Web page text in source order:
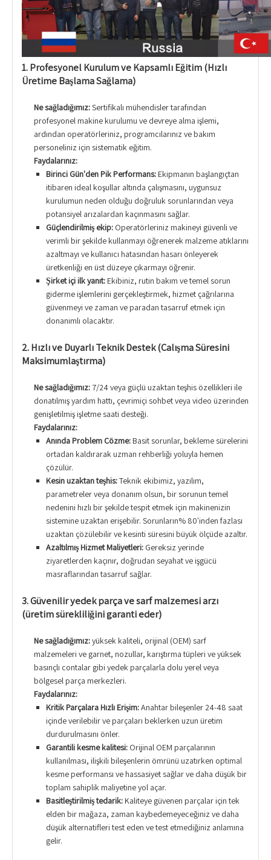
1. Profesyonel Kurulum ve Kapsamlı Eğitim (Hızlı
Üretime Başlama Sağlama)
Ne sağladığımız:Sertifikalı mühendisler tarafından
profesyonel makine kurulumu ve devreye alma işlemi,
ardından operatörleriniz, programcılarınız ve bakım
personeliniz için sistematik eğitim.
Faydalarınız:
Birinci Gün'den Pik Performans: Ekipmanın başlangıçtan
itibaren ideal koşullar altında çalışmasını, uygunsuz
kurulumun neden olduğu doğruluk sorunlarından veya
potansiyel arızalardan kaçınmasını sağlar.
Güçlendirilmiş ekip: Operatörleriniz makineyi güvenli ve
verimli bir şekilde kullanmayı öğrenerek malzeme atıklarını
azaltmayı ve kullanıcı hatasından hasarı önleyerek
üretkenliği en üst düzeye çıkarmayı öğrenir.
Şirket içi ilk yanıt: Ekibiniz, rutin bakım ve temel sorun
giderme işlemlerini gerçekleştirmek, hizmet çağrılarına
güvenmeyi ve zaman ve paradan tasarruf etmek için
donanımlı olacaktır.
2. Hızlı ve Duyarlı Teknik Destek (Çalışma Süresini
Maksimumlaştırma)
Ne sağladığımız: 7/24 veya güçlü uzaktan teşhis özellikleri ile
donatılmış yardım hattı, çevrimiçi sohbet veya video üzerinden
genişletilmiş işletme saati desteği.
Faydalarınız:
Anında Problem Çözme: Basit sorunlar, bekleme sürelerini
ortadan kaldırarak uzman rehberliği yoluyla hemen
çözülür.
Kesin uzaktan teşhis:Teknik ekibimiz, yazılım,
parametreler veya donanım olsun, bir sorunun temel
nedenini hızlı bir şekilde tespit etmek için makinenizin
sistemine uzaktan erişebilir. Sorunların% 80'inden fazlası
uzaktan çözülebilir ve kesinti süresini büyük ölçüde azaltır.
Azaltılmış Hizmet Maliyetleri: Gereksiz yerinde
ziyaretlerden kaçınır, doğrudan seyahat ve işgücü
masraflarından tasarruf sağlar.
3. Güvenilir yedek parça ve sarf malzemesi arzı
(üretim sürekliliğini garanti eder)
Ne sağladığımız:yüksek kaliteli, orijinal (OEM) sarf
malzemeleri ve garnet, nozullar, karıştırma tüpleri ve yüksek
basınçlı contalar gibi yedek parçalarla dolu yerel veya
bölgesel parça merkezleri.
Faydalarınız:
Kritik Parçalara Hızlı Erişim:Anahtar bileşenler 24-48 saat
içinde verilebilir ve parçaları beklerken uzun üretim
durdurulmasını önler.
Garantili kesme kalitesi: Orijinal OEM parçalarının
kullanılması, ilişkili bileşenlerin ömrünü uzatırken optimal
kesme performansı ve hassasiyet sağlar ve daha düşük bir
toplam sahiplik maliyetine yol açar.
Basitleştirilmiş tedarik: Kaliteye güvenen parçalar için tek
elden bir mağaza, zaman kaybedemeyeceğiniz ve daha
düşük alternatifleri test eden ve test etmediğiniz anlamına
gelir.